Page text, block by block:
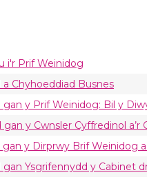
i'r Prif Weinidog
a Chyhoeddiad Busnes
gan y Prif Weinidog: Bil y
y Cwnsler Cyffredinol
gan y Dirprwy Brif Weinidog
gan Ysgrifennydd y Cabinet